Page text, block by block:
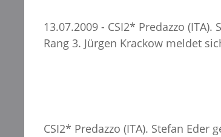
13.07.2009 - CSI2* Predazzo
Rang 3. Jürgen Krackow meldet
CSI2* Predazzo (ITA). Stefan